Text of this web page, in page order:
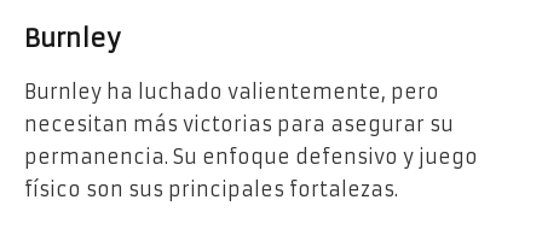
Burnley
Burnley ha luchado valientemente, pero
necesitan más victorias para asegurar su
permanencia. Su enfoque defensivo y juego
físico son sus principales fortalezas.